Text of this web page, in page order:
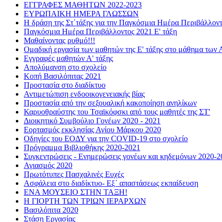
ΕΓΓΡΑΦΕΣ ΜΑΘΗΤΩΝ 2022-2023
ΕΥΡΩΠΑΙΚΗ ΗΜΕΡΑ ΓΛΩΣΣΩΝ
Η δράση της Στ΄τάξης για την Παγκόσμια Ημέρα
Παγκόσμια Ημέρα Περιβάλλοντος 2021 Ε' τάξη
Μαθαίνοντας ρυθμό!!!
Ομαδική εργασία των μαθητών της Ε' τάξης στο μάθημα των
Εγγραφές μαθητών Α' τάξης
Απολύμανση στο σχολείο
Κοπή Βασιλόπιτας 2021
Προστασία στο διαδίκτυο
Αντιμετώπιση ενδοοικογενειακής βίας
Προστασία από την σεξουαλική κακοποίηση ανηλίκων
Καρυοθραύστης του Τσαϊκόφσκι από τους μαθητές της ΣΤ'
Διοικητικό Συμβούλιο Γονέων 2020 - 2021
Εορτασμός εκκλησίας Αγίου Μάρκου 2020
Οδηγίες του ΕΟΔΥ για την COVID-19 στο σχολείο
Πρόγραμμα Βιβλιοθήκης 2020-2021
Συγκεντρώσεις - Ενημερώσεις γονέων και κηδεμόνων 2020-
Αγιασμός 2020
Πρωτότυπες Πασχαλινές Ευχές
Ασφάλεια στο διαδίκτυο- Εξ΄ απαστάσεως εκπαίδευση
ΕΝΑ ΜΟΥΣΕΙΟ ΣΤΗΝ ΤΑΞΗ!
Η ΓΙΟΡΤΗ ΤΩΝ ΤΡΙΩΝ ΙΕΡΑΡΧΩΝ
Βασιλόπιτα 2020
Στάση Εργασίας